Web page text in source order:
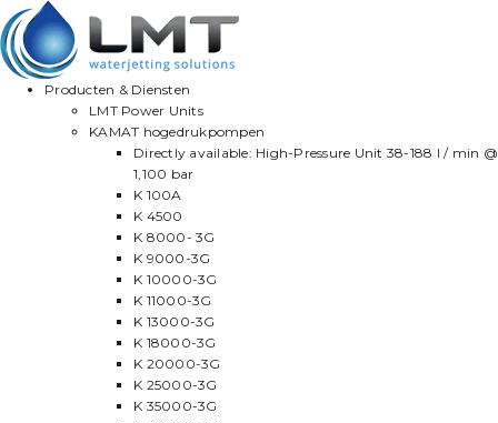
Producten & Diensten
LMT Power Units
KAMAT hogedrukpompen
Directly available: High-Pressure Unit 38-188 l / min @
1,100 bar
K 100A
K 4500
K 8000- 3G
K 9000-3G
K 10000-3G
K 11000-3G
K 13000-3G
K 18000-3G
K 20000-3G
K 25000-3G
K 35000-3G